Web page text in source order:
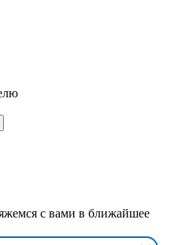
с вами в ближайшее